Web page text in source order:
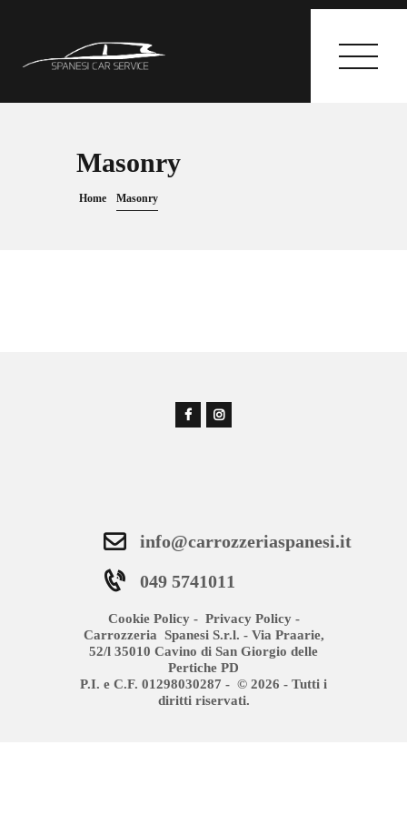
Masonry
Home Masonry
I SERVIZI
info@carrozzeriaspanesi.it
049 5741011
Cookie Policy- Privacy Policy-
Carrozzeria Spanesi S.r.l. - Via Praarie,
52/l 35010 Cavino di San Giorgio delle
Pertiche PD
P.I. e C.F. 01298030287 - © 2026 - Tutti i
diritti riservati.